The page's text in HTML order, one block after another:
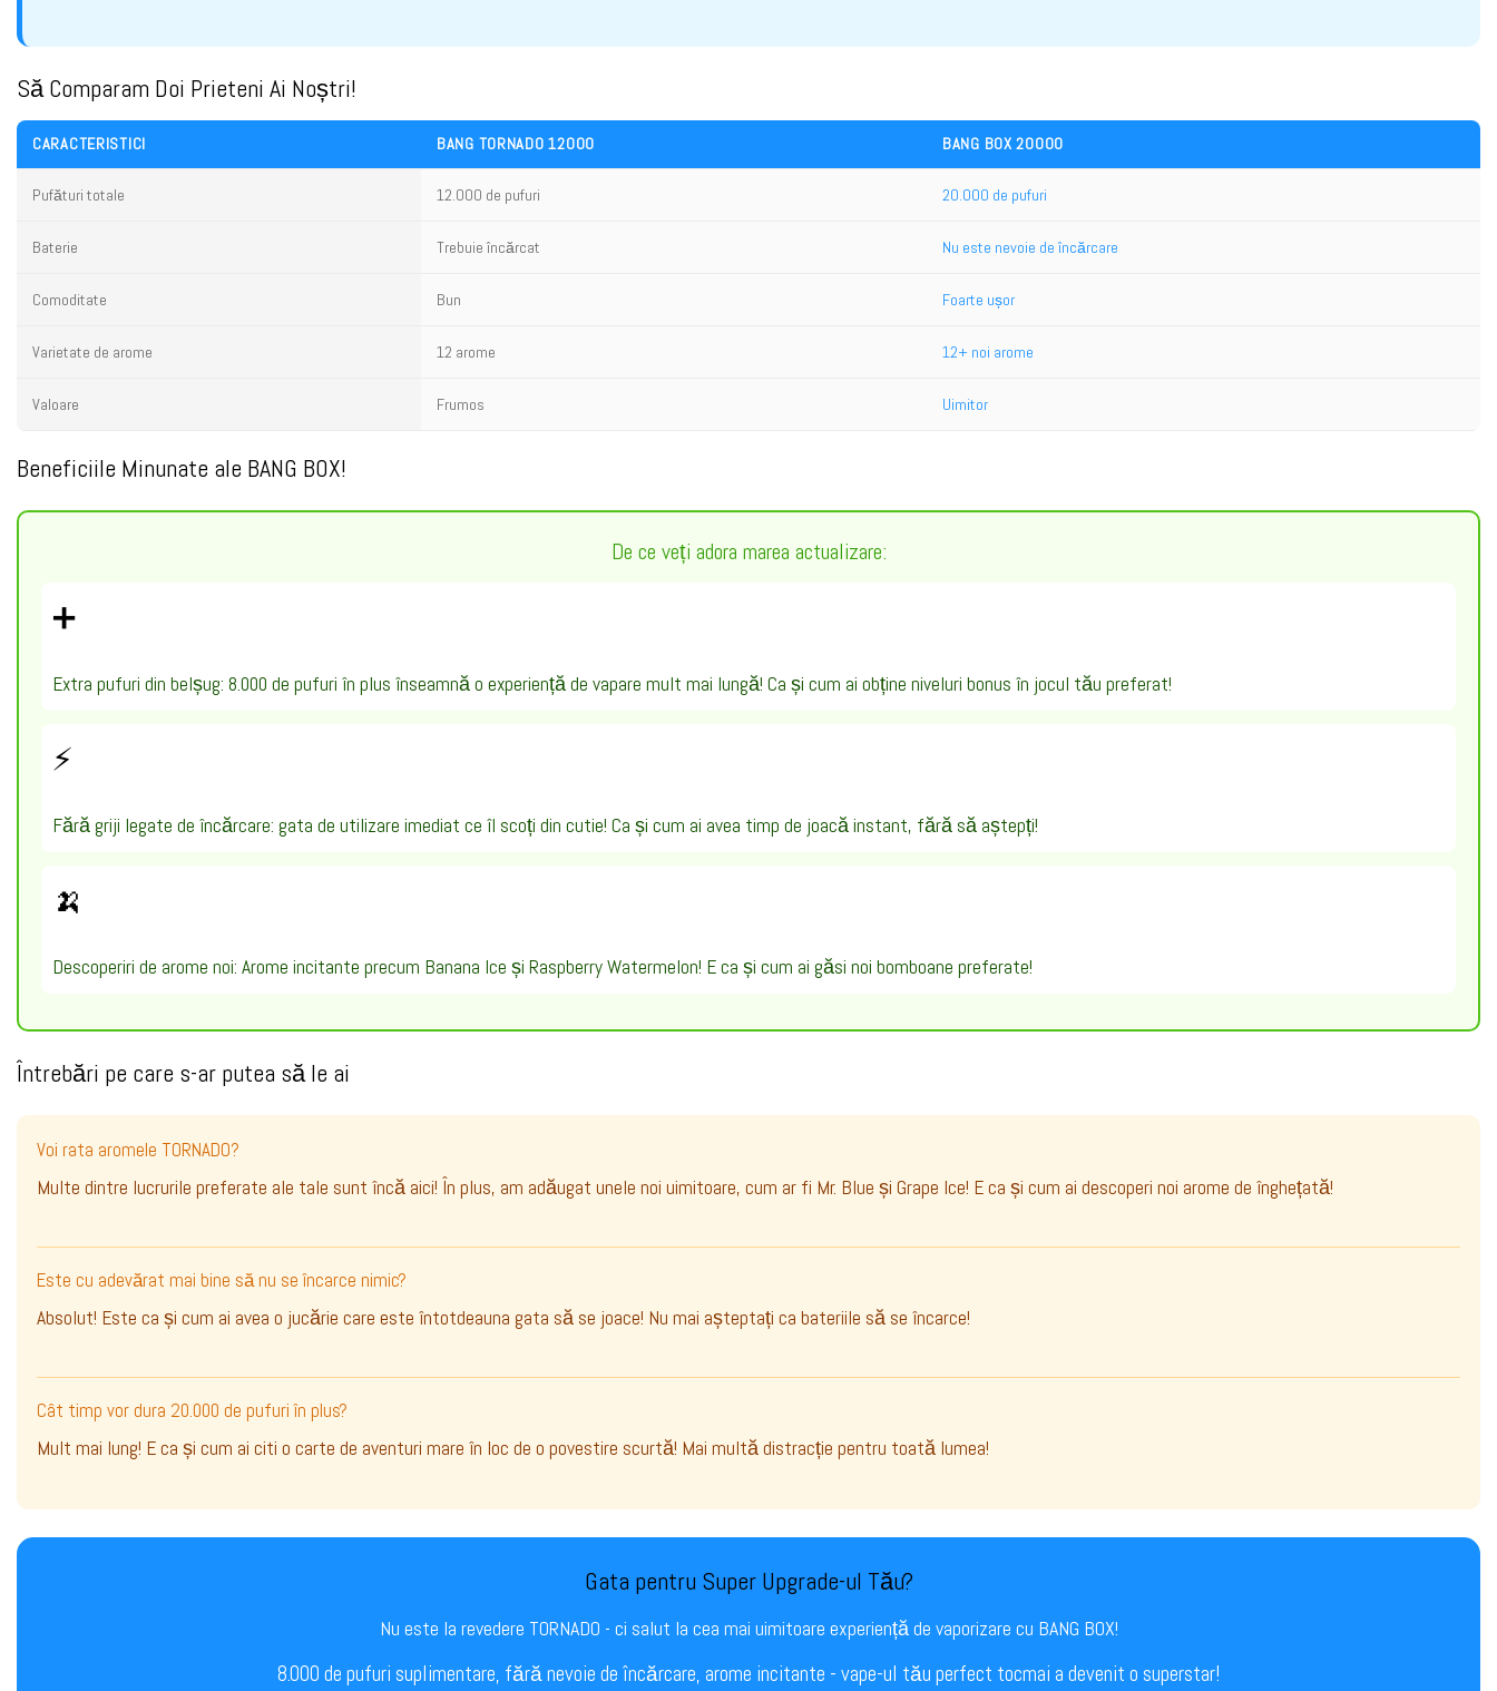
Să Comparam Doi Prieteni Ai Noștri!
CARACTERISTICI BANG TORNADO 12000 BANG BOX 20000
Pufături totale 12.000 de pufuri 20.000 de pufuri
Baterie Trebuie încărcat Nu este nevoie de încărcare
Comoditate Bun Foarte ușor
Varietate de arome 12 arome 12+ noi arome
Valoare Frumos Uimitor
Beneficiile Minunate ale BANG BOX!
De ce veți adora marea actualizare:
➕
Extra pufuri din belșug: 8.000 de pufuri în plus înseamnă o experiență de vapare mult mai lungă! Ca și cum ai obține niveluri bonus în jocul tău preferat!
⚡
Fără griji legate de încărcare: gata de utilizare imediat ce îl scoți din cutie! Ca și cum ai avea timp de joacă instant, fără să aștepți!
🍌
Descoperiri de arome noi: Arome incitante precum Banana Ice și Raspberry Watermelon! E ca și cum ai găsi noi bomboane preferate!
Întrebări pe care s-ar putea să le ai
Voi rata aromele TORNADO?
Multe dintre lucrurile preferate ale tale sunt încă aici! În plus, am adăugat unele noi uimitoare, cum ar fi Mr. Blue și Grape Ice! E ca și cum ai descoperi noi arome de înghețată!
Este cu adevărat mai bine să nu se încarce nimic?
Absolut! Este ca și cum ai avea o jucărie care este întotdeauna gata să se joace! Nu mai așteptați ca bateriile să se încarce!
Cât timp vor dura 20.000 de pufuri în plus?
Mult mai lung! E ca și cum ai citi o carte de aventuri mare în loc de o povestire scurtă! Mai multă distracție pentru toată lumea!
Gata pentru Super Upgrade-ul Tău?
Nu este la revedere TORNADO - ci salut la cea mai uimitoare experiență de vaporizare cu BANG BOX!
8.000 de pufuri suplimentare, fără nevoie de încărcare, arome incitante - vape-ul tău perfect tocmai a devenit o superstar!